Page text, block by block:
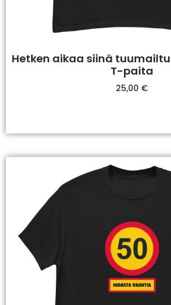
Hetken aikaa siinä
T-paita
25,00 €